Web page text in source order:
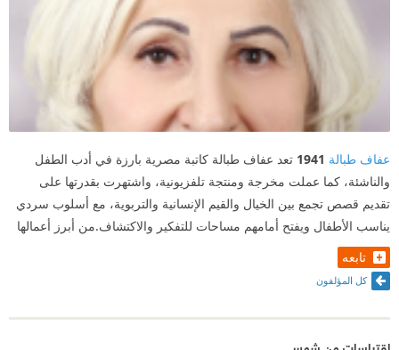
عفاف طبالة 1941 تعد عفاف طبالة كاتبة مصرية بارزة في أدب الطفل
والناشئة، كما عملت مخرجة ومنتجة تلفزيونية، واشتهرت بقدرتها على
تقديم قصص تجمع بين الخيال والقيم الإنسانية والتربوية، مع أسلوب سردي
يناسب الأطفال ويفتح أمامهم مساحات للتفكير والاكتشاف.من أبرز أعمالها
تابعه
كل المؤلفون